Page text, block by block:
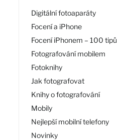
Digitální fotoaparáty
Focení a iPhone
Focení iPhonem – 100 tipů
Fotografování mobilem
Fotoknihy
Jak fotografovat
Knihy o fotografování
Mobily
Nejlepší mobilní telefony
Novinky